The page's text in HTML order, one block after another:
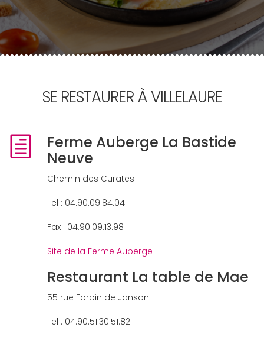
SE RESTAURER À VILLELAURE
Ferme Auberge La Bastide
Neuve
Chemin des Curates
Tel : 04.90.09.84.04
Fax : 04.90.09.13.98
Site de la Ferme Auberge
Restaurant La table de Mae
55 rue Forbin de Janson
Tel : 04.90.51.30.51.82